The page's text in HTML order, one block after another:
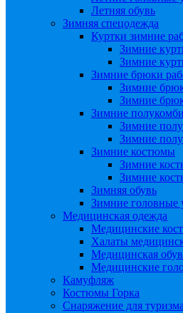
Летняя обувь
Зимняя спецодежда
Куртки зимние
Зимние
Зимние
Зимние брюки
Зимние
Зимние
Зимние
Зимние
Зимние
Зимние костюмы
Зимние
Зимние
Зимняя обувь
Зимние головные
Медицинская одежда
Медицинские
Халаты
Медицинская
Медицинские
Камуфляж
Костюмы Горка
Снаряжение для туризма